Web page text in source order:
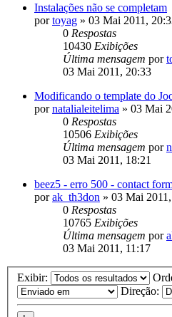
Instalações não se completam
portoyag » 03 Mai 2011,
0 Respostas
10430 Exibições
Última mensagem por
03 Mai 2011, 20:33
Modificando o template do
pornatalialeitelima » 03 Mai
0 Respostas
10506 Exibições
Última mensagem por
03 Mai 2011, 18:21
beez5 - erro 500 - contact
porak_th3don » 03 Mai
0 Respostas
10765 Exibições
Última mensagem por
03 Mai 2011, 11:17
Exibir:
Direção: